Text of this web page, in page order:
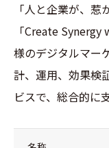
「人と企業が、惹
「Create
様のデジタルマー
計、運用、効果検
ビスで、総合的に